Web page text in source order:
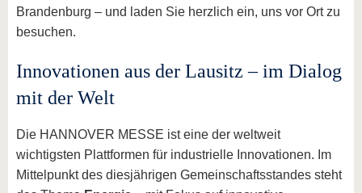
Brandenburg – und laden Sie herzlich ein, uns vor Ort zu
besuchen.
Innovationen aus der Lausitz – im Dialog
mit der Welt
Die HANNOVER MESSE ist eine der weltweit
wichtigsten Plattformen für industrielle Innovationen. Im
Mittelpunkt des diesjährigen Gemeinschaftsstandes steht